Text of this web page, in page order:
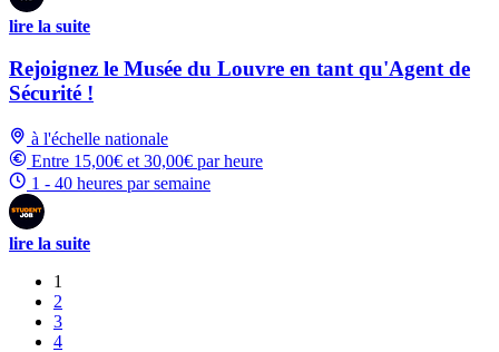
lire la suite
Rejoignez le Musée du Louvre en tant qu'Agent de
Sécurité !
à l'échelle nationale
Entre 15,00€ et 30,00€ par heure
1 - 40 heures par semaine
lire la suite
1
2
3
4